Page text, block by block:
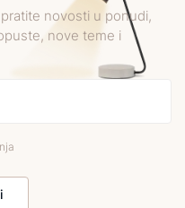
novosti u ponudi,
nove teme i